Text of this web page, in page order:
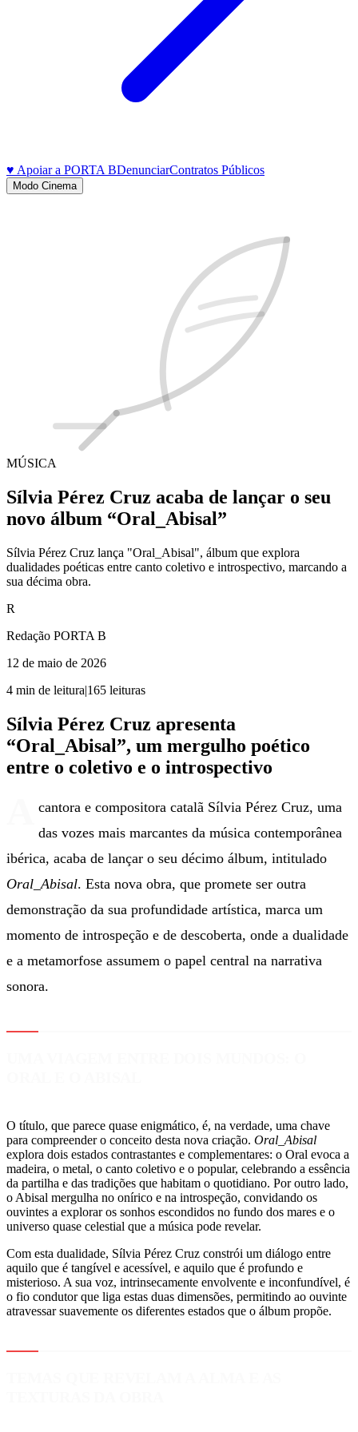
♥ Apoiar a PORTA BDenunciarContratos Públicos
Modo Cinema
MÚSICA
Sílvia Pérez Cruz acaba de lançar o seu
novo álbum “Oral_Abisal”
Sílvia Pérez Cruz lança "Oral_Abisal", álbum que explora
dualidades poéticas entre canto coletivo e introspectivo, marcando a
sua décima obra.
R
Redação PORTA B
12 de maio de 2026
4 min de leitura|165 leituras
Sílvia Pérez Cruz apresenta
“Oral_Abisal”, um mergulho poético
entre o coletivo e o introspectivo
cantora e compositora catalã Sílvia Pérez Cruz, uma
das vozes mais marcantes da música contemporânea
ibérica, acaba de lançar o seu décimo álbum, intitulado
Oral_Abisal. Esta nova obra, que promete ser outra
demonstração da sua profundidade artística, marca um
momento de introspeção e de descoberta, onde a dualidade
e a metamorfose assumem o papel central na narrativa
sonora.
O título, que parece quase enigmático, é, na verdade, uma chave
para compreender o conceito desta nova criação. Oral_Abisal
explora dois estados contrastantes e complementares: o Oral evoca a
madeira, o metal, o canto coletivo e o popular, celebrando a essência
da partilha e das tradições que habitam o quotidiano. Por outro lado,
o Abisal mergulha no onírico e na introspeção, convidando os
ouvintes a explorar os sonhos escondidos no fundo dos mares e o
universo quase celestial que a música pode revelar.
Com esta dualidade, Sílvia Pérez Cruz constrói um diálogo entre
aquilo que é tangível e acessível, e aquilo que é profundo e
misterioso. A sua voz, intrinsecamente envolvente e inconfundível, é
o fio condutor que liga estas duas dimensões, permitindo ao ouvinte
atravessar suavemente os diferentes estados que o álbum propõe.